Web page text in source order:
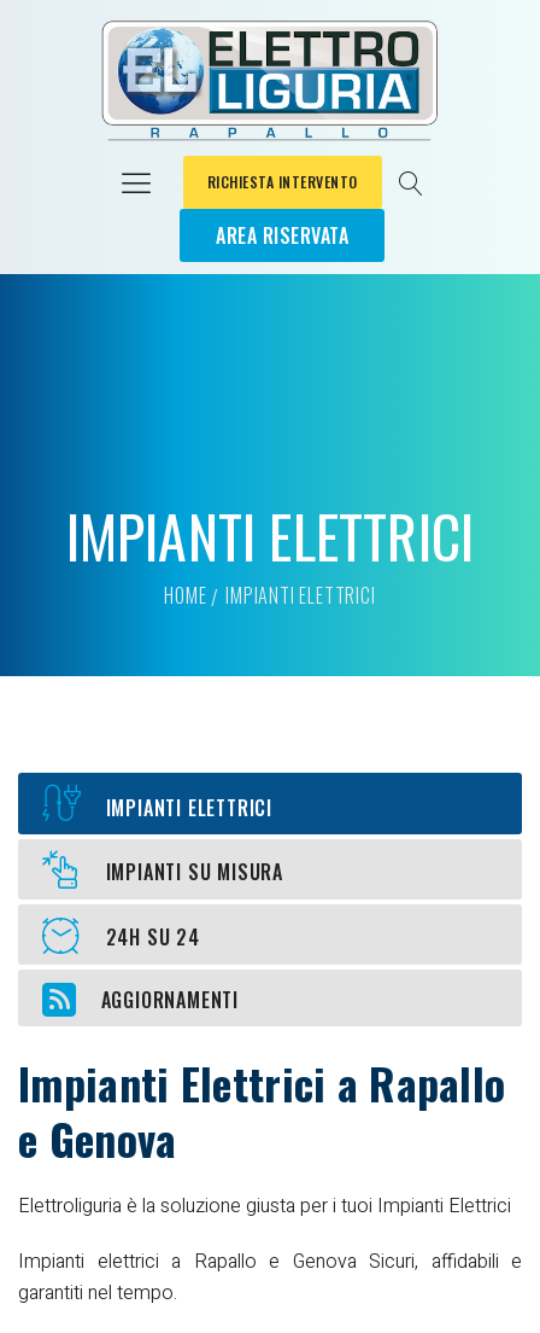
RICHIESTA INTERVENTO
AREA RISERVATA
IMPIANTI ELETTRICI
HOME IMPIANTI ELETTRICI
IMPIANTI ELETTRICI
IMPIANTI SU MISURA
24H SU 24
AGGIORNAMENTI
Impianti Elettrici a Rapallo
e Genova
Elettroliguria è la soluzione giusta per i tuoi Impianti Elettrici
Impianti elettrici a Rapallo e Genova Sicuri, affidabili e
garantiti nel tempo.